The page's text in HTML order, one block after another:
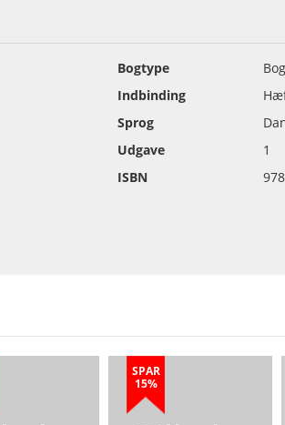
Bogtype
Bog
Indbinding
Sprog
Udgave
1
ISBN
SPAR
15%